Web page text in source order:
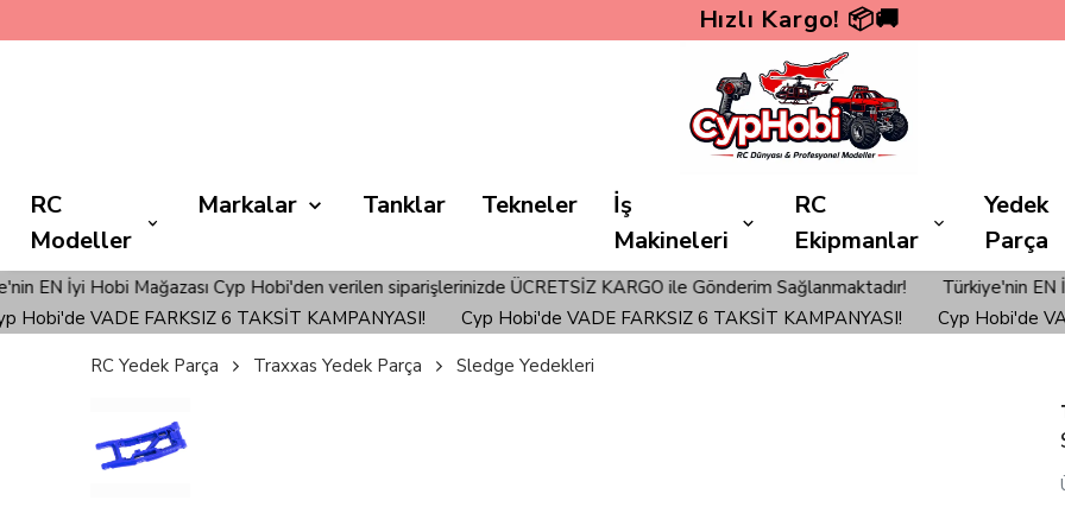
Hızlı Kargo! 📦🚚
RC
Modeller
Markalar Tanklar Tekneler
İş
Makineleri
RC
Ekipmanlar
Yedek
Parça
Mağazası Cyp Hobi'den verilen siparişlerinizde ÜCRETSİZ KARGO ile Gönderim Sağlanmaktadır!
Türkiye'nin EN İyi Hobi
VADE FARKSIZ 6 TAKSİT KAMPANYASI!
Cyp Hobi'de VADE FARKSIZ 6 TAKSİT KAMPANYASI! Cyp Hobi'de VADE
RC Yedek Parça Traxxas Yedek Parça Sledge Yedekleri